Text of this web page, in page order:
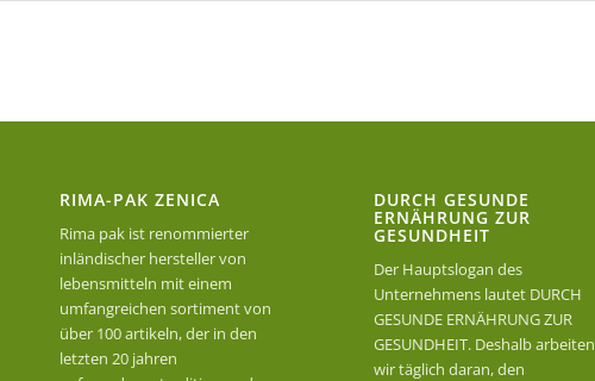
RIMA-PAK ZENICA
Rima pak ist renommierter
inländischer hersteller von
lebensmitteln mit einem
umfangreichen sortiment von
über 100 artikeln, der in den
letzten 20 jahren
DURCH GESUNDE
ERNÄHRUNG ZUR
GESUNDHEIT
Der Hauptslogan des
Unternehmens lautet DURCH
GESUNDE ERNÄHRUNG ZUR
GESUNDHEIT. Deshalb arbeiten
wir täglich daran, den